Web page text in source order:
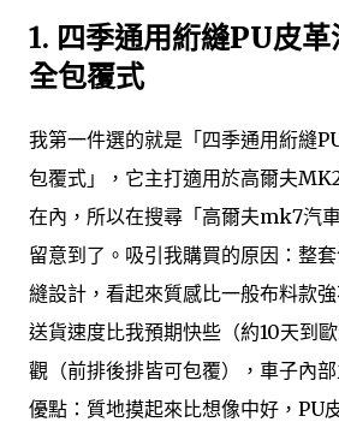
1. 四季通用絎縫PU皮
全包覆式
我第一件選的就是「四季通用絎縫
包覆式」，它主打適用於高爾夫
在內，所以在搜尋「高爾夫mk7汽
留意到了。吸引我購買的原因：整
縫設計，看起來質感比一般布料款
送貨速度比我預期快些（約10天到
觀（前排後排皆可包覆），車子內
優點：質地摸起來比想像中好，PU